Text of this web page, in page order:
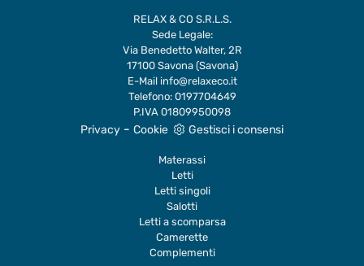
RELAX & CO S.R.L.S.
Sede Legale:
Via Benedetto Walter, 2R
17100 Savona (Savona)
E-Mail info@relaxeco.it
Telefono: 0197704649
P.IVA 01809950098
Privacy - Cookie Gestisci i consensi
Materassi
Letti
Letti singoli
Salotti
Letti a scomparsa
Camerette
Complementi